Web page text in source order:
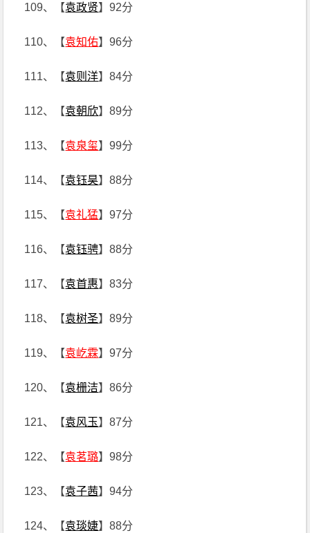
109、【袁政贤】92分
110、【袁知佑】96分
111、【袁则洋】84分
112、【袁朝欣】89分
113、【袁泉玺】99分
114、【袁钰昊】88分
115、【袁礼猛】97分
116、【袁钰骋】88分
117、【袁首惠】83分
118、【袁树圣】89分
119、【袁屹霖】97分
120、【袁栅洁】86分
121、【袁风玉】87分
122、【袁茗璐】98分
123、【袁子茜】94分
124、【袁琰婕】88分